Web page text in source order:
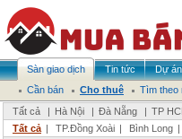
Sàn giao dịch Tin tức Dự án
Cần bán
Cho thuê
Tìm theo
Tất cả
| Hà Nội | Đà Nẵng | TP
Tất cả | TP.Đồng Xoài | Bình Long |